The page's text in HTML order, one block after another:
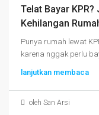
Telat Bayar
Kehilangan
Punya rumah lewat
karena nggak perlu
lanjutkan membaca
oleh San Arsi